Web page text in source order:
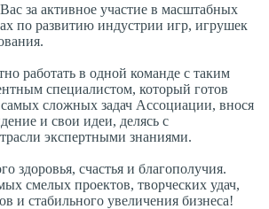
за активное участие в масштабных
по развитию индустрии игр, игрушек
работать в одной команде с таким
специалистом, который готов
сложных задач Ассоциации, внося
и свои идеи, делясь с
экспертными знаниями.
здоровья, счастья и благополучия.
смелых проектов, творческих удач,
и стабильного увеличения бизнеса!